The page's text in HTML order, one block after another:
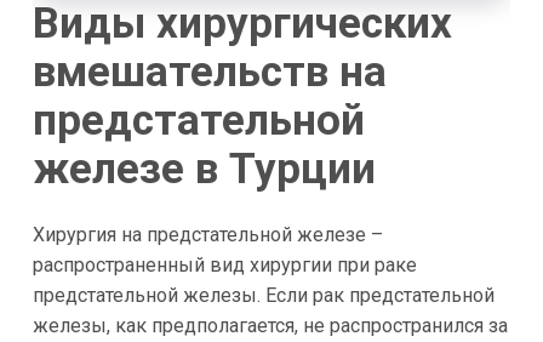
Виды хирургических
вмешательств на
предстательной
железе в Турции
Хирургия на предстательной железе –
распространенный вид хирургии при раке
предстательной железы. Если рак предстательной
железы, как предполагается, не распространился за